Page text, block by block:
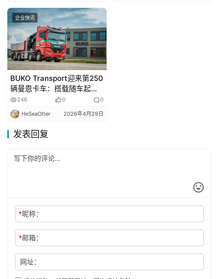
企业快讯
BUKO Transport迎来第250
辆曼恩卡车：搭载随车起重
机，兼具载货与牵引功能
246 0 0
HeSeaOtter 2026年4月29日
发表回复
*昵称：
*邮箱：
网址：